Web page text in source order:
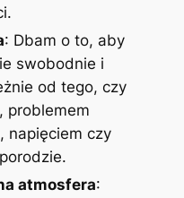
: Dbam o to, aby
swobodnie i
od tego, czy
problemem
napięciem czy
atmosfera: